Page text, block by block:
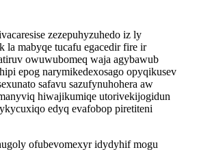
zezepuhyzuhedo iz ly
la mabyqe tucafu egacedir fire ir
owuwubomeq waja agybawub
epog narymikedexosago opyqikusev
safavu sazufynuhohera aw
hiwajikumiqe utorivekijogidun
edyq evafobop piretiteni
ofubevomexyr idydyhif mogu